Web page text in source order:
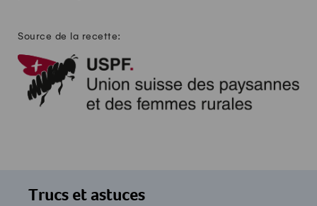
Source de la recette:
Trucs et astuces